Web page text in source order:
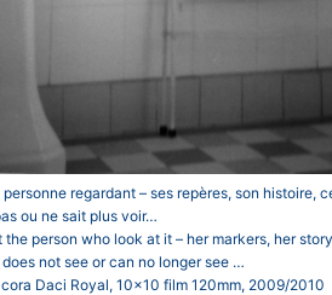
personne regardant – ses repères, son histoire,
ou ne sait plus voir…
the person who look at it – her markers, her
does not see or can no longer see …
Daci Royal, 10×10 film 120mm, 2009/2010